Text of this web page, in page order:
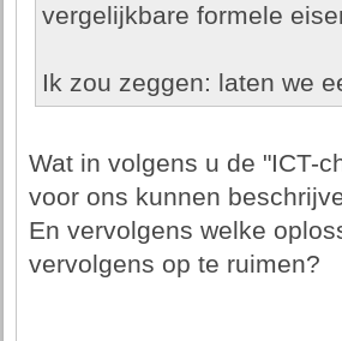
vergelijkbare formele
Ik zou zeggen: laten we
Wat in volgens u de "ICT-
voor ons kunnen
En vervolgens welke
vervolgens op te ruimen?